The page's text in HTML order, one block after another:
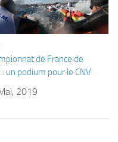
de France de
: un podium pour le CNV
2019